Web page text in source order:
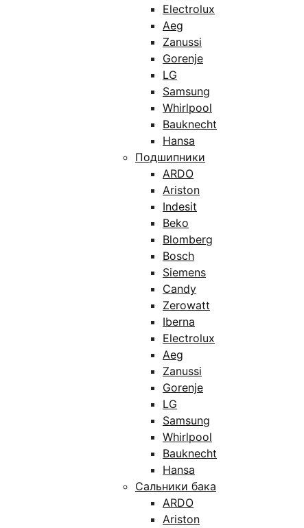
Electrolux
Aeg
Zanussi
Gorenje
LG
Samsung
Whirlpool
Bauknecht
Hansa
Подшипники
ARDO
Ariston
Indesit
Beko
Blomberg
Bosch
Siemens
Candy
Zerowatt
Iberna
Electrolux
Aeg
Zanussi
Gorenje
LG
Samsung
Whirlpool
Bauknecht
Hansa
Сальники бака
ARDO
Ariston